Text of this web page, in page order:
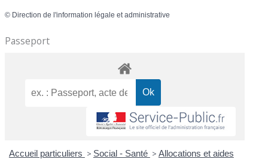
© Direction de l'information légale et administrative
Passeport
Accueil particuliers > Social - Santé > Allocations et aides